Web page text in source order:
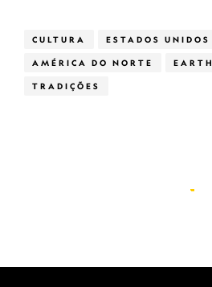
CULTURA ESTADOS UNIDOS
AMÉRICA DO NORTE EARTH
TRADIÇÕES